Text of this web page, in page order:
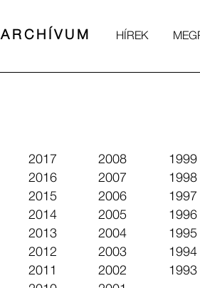
ARCHÍVUM HÍREK
2017
2016
2015
2014
2013
2012
2011
2008
2007
2006
2005
2004
2003
2002
1999
1998
1997
1996
1995
1994
1993